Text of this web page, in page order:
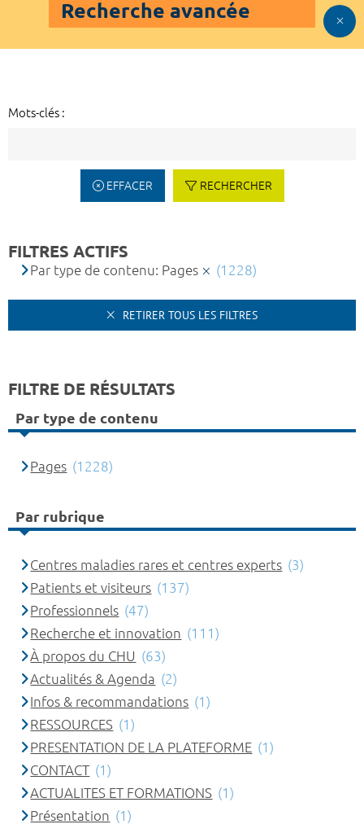
Recherche avancée
Mots-clés :
EFFACER RECHERCHER
FILTRES ACTIFS
Par type de contenu: Pages (1228)
RETIRER TOUS LES FILTRES
FILTRE DE RÉSULTATS
Par type de contenu
Pages (1228)
Par rubrique
Centres maladies rares et centres experts (3)
Patients et visiteurs (137)
Professionnels (47)
Recherche et innovation (111)
À propos du CHU (63)
Actualités & Agenda (2)
Infos & recommandations (1)
RESSOURCES (1)
PRESENTATION DE LA PLATEFORME (1)
CONTACT (1)
ACTUALITES ET FORMATIONS (1)
Présentation (1)